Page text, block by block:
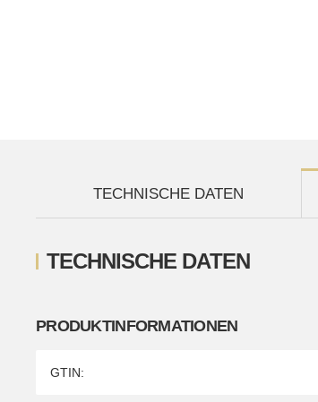
TECHNISCHE DATEN
TECHNISCHE DATEN
PRODUKTINFORMATIONEN
Produkteigenschaft
Wert
GTIN: